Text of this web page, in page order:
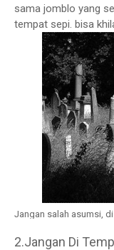
sama jomblo yang
tempat sepi. bisa
Jangan salah asumsi,
2.Jangan Di